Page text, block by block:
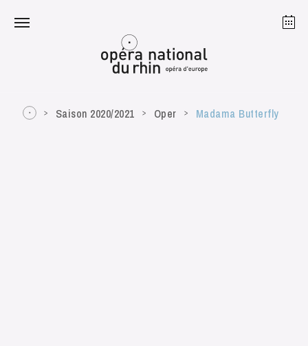
Straßburg
Saison 2020/2021 Oper Madama Butterfly